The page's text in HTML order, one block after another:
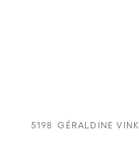
5198 GÉRALDINE VINK